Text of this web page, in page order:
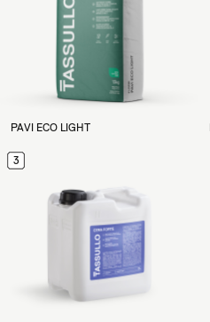
PAVI ECO LIGHT
3